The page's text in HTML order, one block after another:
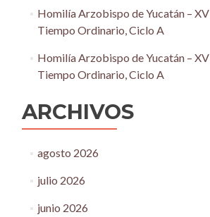
Homilía Arzobispo de Yucatán –
Tiempo Ordinario, Ciclo A
Homilía Arzobispo de Yucatán –
Tiempo Ordinario, Ciclo A
ARCHIVOS
agosto 2026
julio 2026
junio 2026